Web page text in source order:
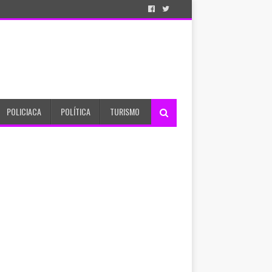
POLICIACA POLÍTICA TURISMO